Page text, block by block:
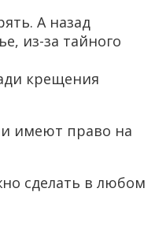
А назад
из-за тайного
крещения
имеют право на
сделать в любом